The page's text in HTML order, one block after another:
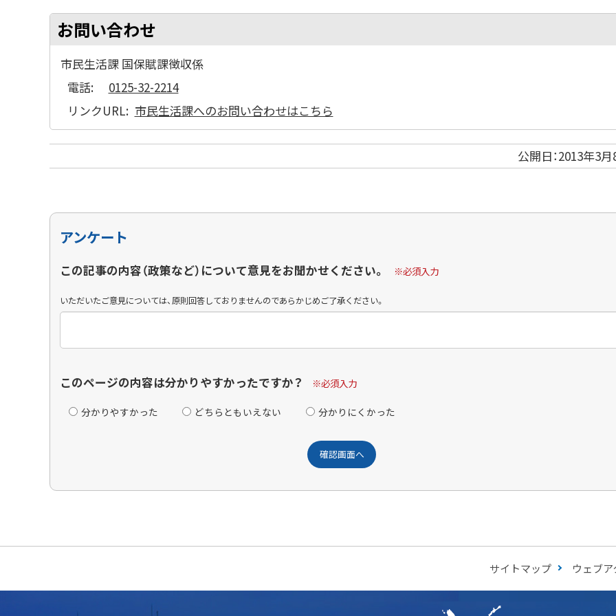
お問い合わせ
市民生活課 国保賦課徴収係
電話:
0125-32-2214
リンクURL: 市民生活課へのお問い合わせはこちら
公開日：2013年3
アンケート
この記事の内容（政策など）について意見をお聞かせください。 ※必須入力
いただいたご意見については、原則回答しておりませんのであらかじめご了承ください。
このページの内容は分かりやすかったですか？ ※必須入力
分かりやすかった どちらともいえない 分かりにくかった
サイトマップ ウェブ